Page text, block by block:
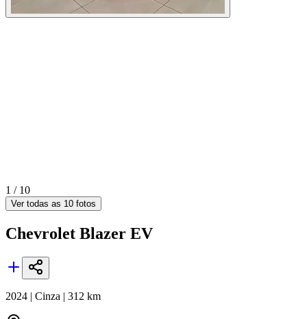
1 / 10
Ver todas as 10 fotos
Chevrolet Blazer EV
2024 | Cinza | 312 km